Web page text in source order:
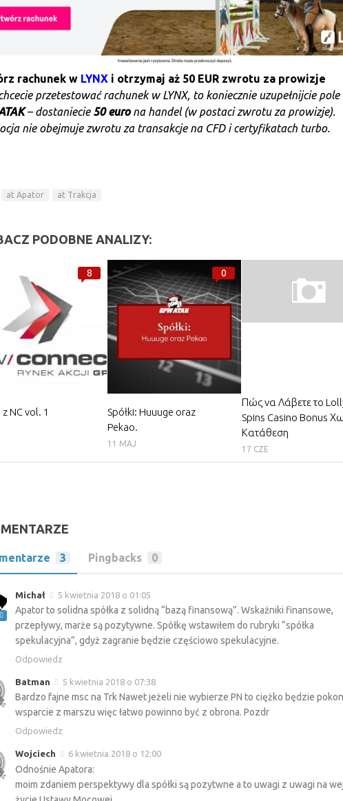
rachunek w LYNXi otrzymaj aż 50 EUR zwrotu za prowizje
przetestować rachunek w LYNX, to koniecznie uzupełnijcie pole
– dostaniecie 50 eurona handel (w postaci zwrotu za prowizje).
nie obejmuje zwrotu za transakcje na CFD i certyfikatach turbo.
at Apator at Trakcja
PODOBNE ANALIZY:
8
z NC vol. 1
0
Spółki: Huuuge oraz
Pekao.
11 MAJ
Πώς να Λάβετε το
Spins Casino Bonus
Κατάθεση
17 CZE
3 Pingbacks 0
Michał 5 kwietnia 2018 o 01:05
Apator to solidna spółka z solidną “bazą finansową”. Wskaźniki finansowe,
przepływy, marże są pozytywne. Spółkę wstawiłem do rubryki “spółka
spekulacyjna”, gdyż zagranie będzie częściowo spekulacyjne.
Odpowiedz
Batman 5 kwietnia 2018 o 07:38
Bardzo fajne msc na Trk Nawet jeżeli nie wybierze PN to ciężko będzie
wsparcie z marszu więc łatwo powinno być z obrona. Pozdr
Odpowiedz
Wojciech 6 kwietnia 2018 o 12:00
Odnośnie Apatora:
moim zdaniem perspektywy dla spółki są pozytwne a to uwagi z uwagi na